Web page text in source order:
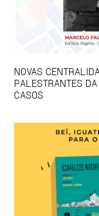
NOVAS
PALESTRANTES
CASOS